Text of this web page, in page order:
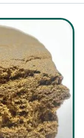
WINKELWAGEN